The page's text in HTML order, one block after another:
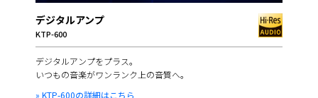
デジタルアンプ
KTP-600
デジタルアンプをプラス。
いつもの音楽がワンランク上の音質へ。
» KTP-600の詳細はこちら